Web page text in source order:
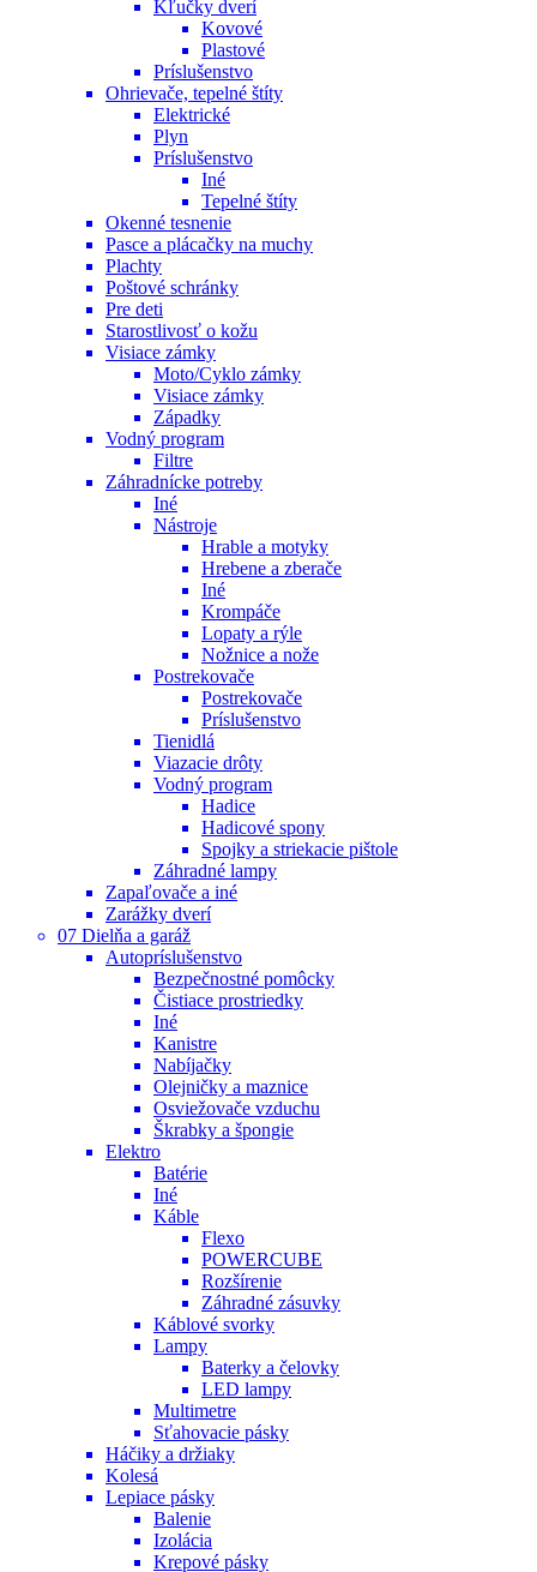
Kľučky dverí
Kovové
Plastové
Príslušenstvo
Ohrievače, tepelné štíty
Elektrické
Plyn
Príslušenstvo
Iné
Tepelné štíty
Okenné tesnenie
Pasce a plácačky na muchy
Plachty
Poštové schránky
Pre deti
Starostlivosť o kožu
Visiace zámky
Moto/Cyklo zámky
Visiace zámky
Západky
Vodný program
Filtre
Záhradnícke potreby
Iné
Nástroje
Hrable a motyky
Hrebene a zberače
Iné
Krompáče
Lopaty a rýle
Nožnice a nože
Postrekovače
Postrekovače
Príslušenstvo
Tienidlá
Viazacie drôty
Vodný program
Hadice
Hadicové spony
Spojky a striekacie pištole
Záhradné lampy
Zapaľovače a iné
Zarážky dverí
07 Dielňa a garáž
Autopríslušenstvo
Bezpečnostné pomôcky
Čistiace prostriedky
Iné
Kanistre
Nabíjačky
Olejničky a maznice
Osviežovače vzduchu
Škrabky a špongie
Elektro
Batérie
Iné
Káble
Flexo
POWERCUBE
Rozšírenie
Záhradné zásuvky
Káblové svorky
Lampy
Baterky a čelovky
LED lampy
Multimetre
Sťahovacie pásky
Háčiky a držiaky
Kolesá
Lepiace pásky
Balenie
Izolácia
Krepové pásky